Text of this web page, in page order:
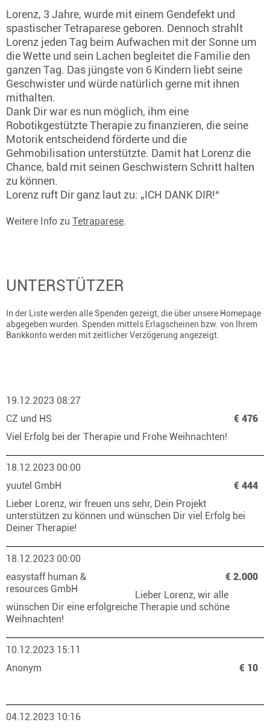
Lorenz, 3 Jahre, wurde mit einem Gendefekt und
spastischer Tetraparese geboren. Dennoch strahlt
Lorenz jeden Tag beim Aufwachen mit der Sonne um
die Wette und sein Lachen begleitet die Familie den
ganzen Tag. Das jüngste von 6 Kindern liebt seine
Geschwister und würde natürlich gerne mit ihnen
mithalten.
Dank Dir war es nun möglich, ihm eine
Robotikgestützte Therapie zu finanzieren, die seine
Motorik entscheidend förderte und die
Gehmobilisation unterstützte. Damit hat Lorenz die
Chance, bald mit seinen Geschwistern Schritt halten
zu können.
Lorenz ruft Dir ganz laut zu: „ICH DANK DIR!“
Weitere Info zu Tetraparese.
UNTERSTÜTZER
In der Liste werden alle Spenden gezeigt, die über unsere Homepage
abgegeben wurden. Spenden mittels Erlagscheinen bzw. von Ihrem
Bankkonto werden mit zeitlicher Verzögerung angezeigt.
19.12.2023 08:27
CZ und HS
€ 476
Viel Erfolg bei der Therapie und Frohe Weihnachten!
18.12.2023 00:00
yuutel GmbH
€ 444
Lieber Lorenz, wir freuen uns sehr, Dein Projekt
unterstützen zu können und wünschen Dir viel Erfolg bei
Deiner Therapie!
18.12.2023 00:00
easystaff human &
resources GmbH
€ 2.000
Lieber Lorenz, wir alle
wünschen Dir eine erfolgreiche Therapie und schöne
Weihnachten!
10.12.2023 15:11
Anonym
€ 10
04.12.2023 10:16